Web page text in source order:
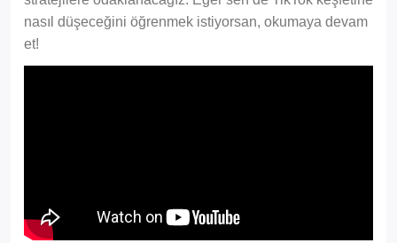
nasıl düşeceğini öğrenmek istiyorsan, okumaya devam
et!